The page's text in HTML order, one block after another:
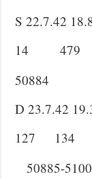
S 22.7.42
14 479
50884
D 23.7.42
127
50885-